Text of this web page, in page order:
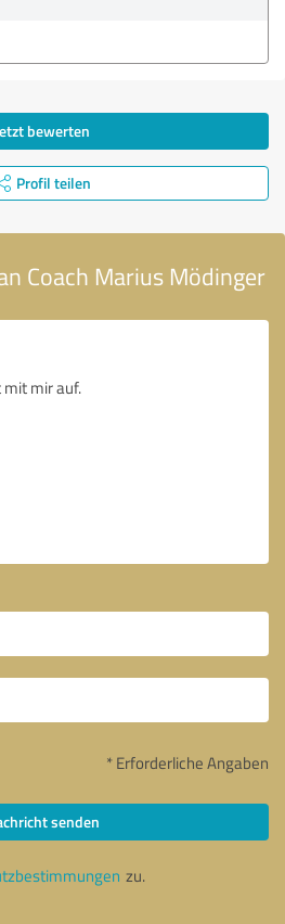
bewerten
Profil teilen
Coach Marius Mödinger
* Erforderliche Angaben
senden
zu.